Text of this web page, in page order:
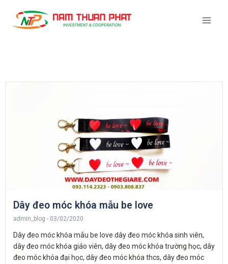
Dây đeo móc khóa mẫu be love
admin_blog 03/02/2020
Dây đeo móc khóa mẫu be love dây đeo móc khóa sinh viên,
dây đeo móc khóa giáo viên, dây đeo móc khóa trường học, dây
đeo móc khóa đại học, dây đeo móc khóa thcs, dây đeo móc